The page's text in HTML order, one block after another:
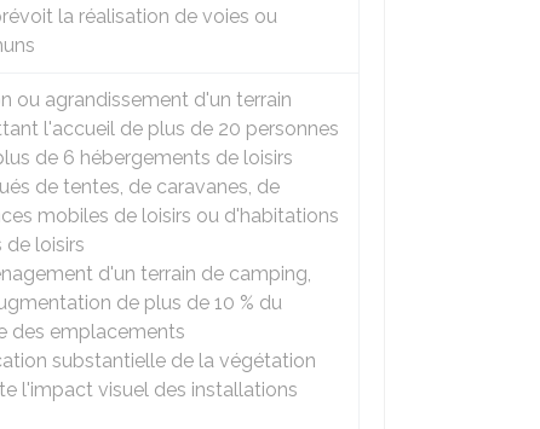
la réalisation de voies ou
ou agrandissement d'un terrain
l'accueil de plus de 20 personnes
de 6 hébergements de loisirs
de tentes, de caravanes, de
mobiles de loisirs ou d'habitations
de loisirs
d'un terrain de camping,
de plus de 10 % du
des emplacements
substantielle de la végétation
l'impact visuel des installations